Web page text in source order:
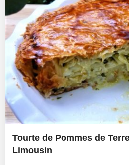
Tourte de Pommes de
Limousin